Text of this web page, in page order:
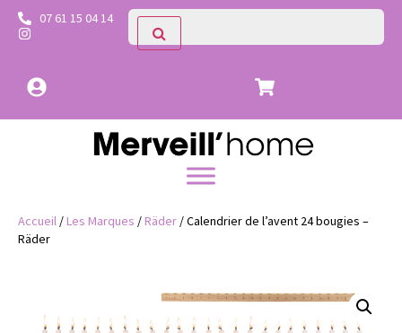
07 61 15 04 14
Accueil /Les Marques /Räder / Calendrier de l’avent 24 bougies –
Räder